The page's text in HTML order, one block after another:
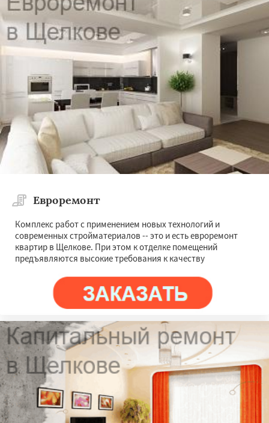
Евроремонт
Комплекс работ с применением новых технологий и
современных стройматериалов -- это и есть евроремонт
квартир в Щелкове. При этом к отделке помещений
предъявляются высокие требования к качеству